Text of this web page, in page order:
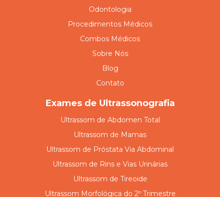
Odontologia
Procedimentos Médicos
Combos Médicos
Sobre Nós
Blog
Contato
Exames de Ultrassonografia
Ultrassom de Abdomen Total
Ultrassom de Mamas
Ultrassom de Próstata Via Abdominal
Ultrassom de Rins e Vias Urinárias
Ultrassom de Tireoide
Ultrassom Morfológica do 2º Trimestre